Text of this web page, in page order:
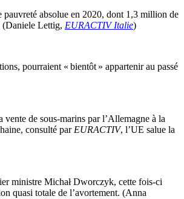
absolue en 2020, dont 1,3 million de
(Daniele Lettig, EURACTIV Italie)
pourraient « bientôt » appartenir au passé
de sous-marins par l’Allemagne à la
consulté par EURACTIV, l’UE salue la
ministre Michał Dworczyk, cette fois-ci
quasi totale de l’avortement. (Anna